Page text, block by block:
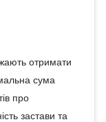
отримати
сума
про
застави та